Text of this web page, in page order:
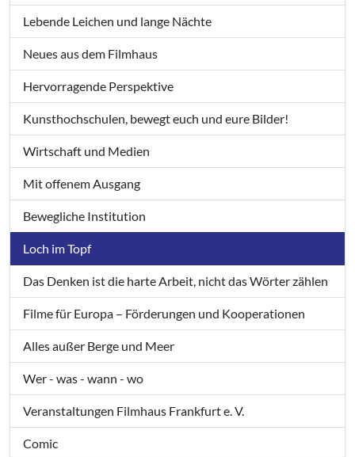
Lebende Leichen und lange Nächte
Neues aus dem Filmhaus
Hervorragende Perspektive
Kunsthochschulen, bewegt euch und eure Bilder!
Wirtschaft und Medien
Mit offenem Ausgang
Bewegliche Institution
Loch im Topf
Das Denken ist die harte Arbeit, nicht das Wörter zählen
Filme für Europa – Förderungen und Kooperationen
Alles außer Berge und Meer
Wer - was - wann - wo
Veranstaltungen Filmhaus Frankfurt e. V.
Comic